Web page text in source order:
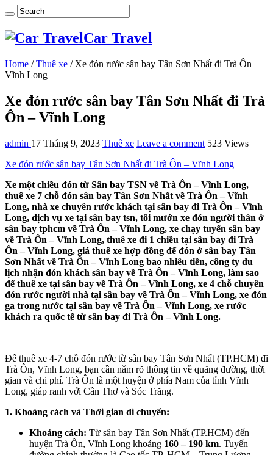
Car Travel
Home / Thuê xe / Xe đón rước sân bay Tân Sơn Nhất đi Trà Ôn –
Vĩnh Long
Xe đón rước sân bay Tân Sơn Nhất đi Trà
Ôn – Vĩnh Long
admin 17 Tháng 9, 2023 Thuê xe Leave a comment 523 Views
Xe đón rước sân bay Tân Sơn Nhất đi Trà Ôn – Vĩnh Long
Xe một chiều đón từ Sân bay TSN về Trà Ôn – Vĩnh Long,
thuê xe 7 chỗ đón sân bay Tân Sơn Nhất về Trà Ôn – Vĩnh
Long, nhà xe chuyên rước khách tại sân bay đi Trà Ôn – Vĩnh
Long, dịch vụ xe tại sân bay tsn, tôi mướn xe đón người thân ở
sân bay tphcm về Trà Ôn – Vĩnh Long, xe chạy tuyến sân bay
về Trà Ôn – Vĩnh Long, thuê xe đi 1 chiều tại sân bay đi Trà
Ôn – Vĩnh Long, giá thuê xe hợp đồng để đón ở sân bay Tân
Sơn Nhất về Trà Ôn – Vĩnh Long bao nhiêu tiền, công ty du
lịch nhận đón khách sân bay về Trà Ôn – Vĩnh Long, làm sao
để thuê xe tại sân bay về Trà Ôn – Vĩnh Long, xe 4 chỗ chuyên
đón rước người nhà tại sân bay về Trà Ôn – Vĩnh Long, xe đón
ga trong nước tại sân bay về Trà Ôn – Vĩnh Long, xe rước
khách ra quốc tế từ sân bay đi Trà Ôn – Vĩnh Long.
Để thuê xe 4-7 chỗ đón rước từ sân bay Tân Sơn Nhất (TP.HCM) đi
Trà Ôn, Vĩnh Long, bạn cần nắm rõ thông tin về quãng đường, thời
gian và chi phí. Trà Ôn là một huyện ở phía Nam của tỉnh Vĩnh
Long, giáp ranh với Cần Thơ và Sóc Trăng.
1. Khoảng cách và Thời gian di chuyển:
Khoảng cách: Từ sân bay Tân Sơn Nhất (TP.HCM) đến
huyện Trà Ôn, Vĩnh Long khoảng 160 – 190 km. Tuyến